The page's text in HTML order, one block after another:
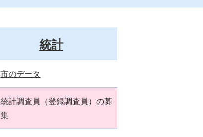
統計
市のデータ
統計調査員（登録調査員）の募
集